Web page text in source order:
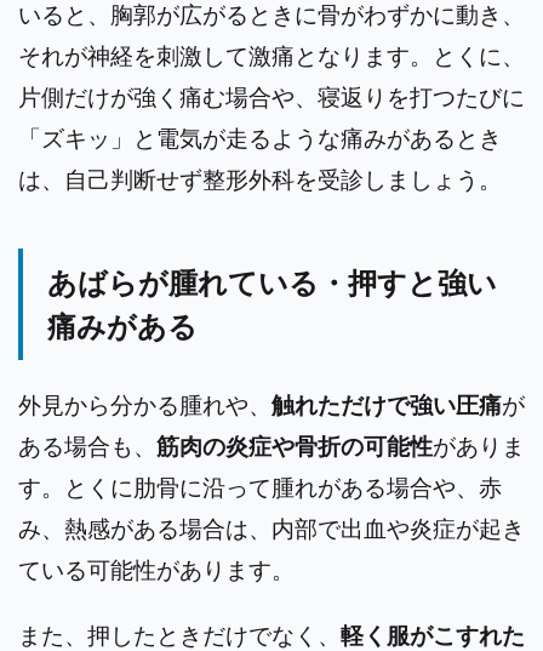
いると、胸郭が広がるときに骨がわずかに動き、
それが神経を刺激して激痛となります。とくに、
片側だけが強く痛む場合や、寝返りを打つたびに
「ズキッ」と電気が走るような痛みがあるとき
は、自己判断せず整形外科を受診しましょう。
あばらが腫れている・押すと強い
痛みがある
外見から分かる腫れや、 触れただけで強い圧痛が
ある場合も、 筋肉の炎症や骨折の可能性がありま
す。とくに肋骨に沿って腫れがある場合や、赤
み、熱感がある場合は、内部で出血や炎症が起き
ている可能性があります。
また、押したときだけでなく、 軽く服がこすれた